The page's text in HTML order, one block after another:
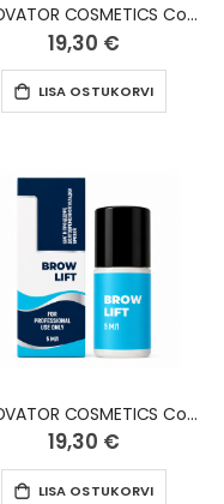
INNOVATOR COSMETICS Composition №2 kulmudele "Brow Sculpt", 5 ml
19,30 €
LISA OSTUKORVI
INNOVATOR COSMETICS Composition №1 kulmudele "Brow Lift", 5 ml
19,30 €
LISA OSTUKORVI